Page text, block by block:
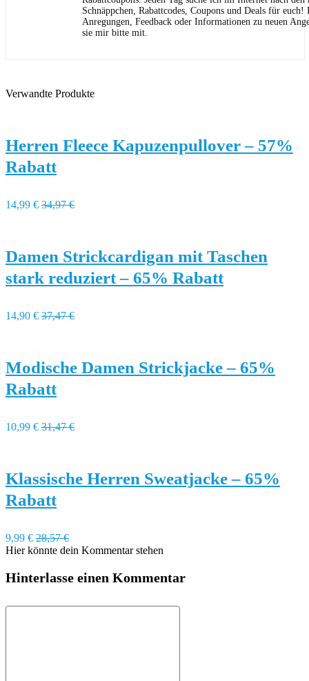
Schnäppchen, Rabattcodes, Coupons und Deals für euch!
Anregungen, Feedback oder Informationen zu neuen
sie mir bitte mit.
Verwandte Produkte
Herren Fleece Kapuzenpullover – 57%
Rabatt
14,99 € 34,97 €
Damen Strickcardigan mit Taschen
stark reduziert – 65% Rabatt
14,90 € 37,47 €
Modische Damen Strickjacke – 65%
Rabatt
10,99 € 31,47 €
Klassische Herren Sweatjacke – 65%
Rabatt
9,99 € 28,57 €
Hier könnte dein Kommentar stehen
Hinterlasse einen Kommentar